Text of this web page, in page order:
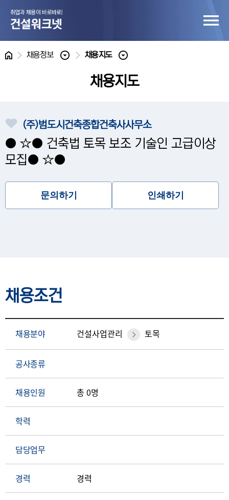
홈 채용정보 채용지도
채용지도
(주)범도시건축종합건축사사무소
● ☆● 건축법 토목 보조 기술인 고급이상
모집● ☆●
문의하기 인쇄하기
채용조건
채용분야 건설사업관리 토목
공사종류
채용인원 총 0명
학력
담당업무
경력 경력